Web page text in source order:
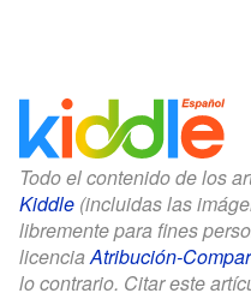
Todo el contenido de los
Kiddle (incluidas las
libremente para fines
licenciaAtribución-
lo contrario. Citar este